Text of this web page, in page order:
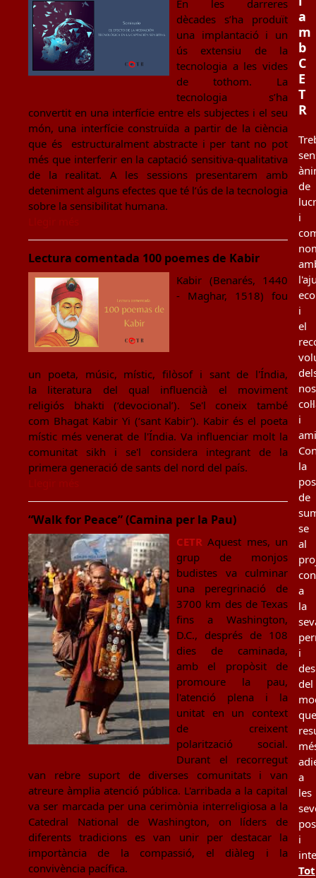
En les darreres
dècades s’ha produït
una implantació i un
ús extensiu de la
tecnologia a les vides
de tothom. La
tecnologia s’ha
convertit en una interfície entre els subjectes i el seu
món, una interfície construïda a partir de la ciència
que és estructuralment abstracte i per tant no pot
més que interferir en la captació sensitiva-qualitativa
de la realitat. A les sessions presentarem amb
deteniment alguns efectes que té l’ús de la tecnologia
sobre la sensibilitat humana.
Lectura comentada 100 poemes de Kabir
Kabir (Benarés, 1440
- Maghar, 1518) fou
un poeta, músic, místic, filòsof i sant de l'Índia,
la literatura del qual influencià el moviment
religiós bhakti (‘devocional’). Se'l coneix també
com Bhagat Kabir Yi (‘sant Kabir’). Kabir és el poeta
místic més venerat de l'Índia. Va influenciar molt la
comunitat sikh i se'l considera integrant de la
primera generació de sants del nord del país.
“Walk for Peace” (Camina per la Pau)
CETR Aquest mes, un
grup de monjos
budistes va culminar
una peregrinació de
3700 km des de Texas
fins a Washington,
D.C., després de 108
dies de caminada,
amb el propòsit de
promoure la pau,
l'atenció plena i la
unitat en un context
de creixent
polarització social.
Durant el recorregut
van rebre suport de diverses comunitats i van
atreure àmplia atenció pública. L'arribada a la capital
va ser marcada per una cerimònia interreligiosa a la
Catedral National de Washington, on líders de
diferents tradicions es van unir per destacar la
importància de la compassió, el diàleg i la
convivència pacífica.
a
m
b
C
E
T
R
de
i
i
el
i
la
de
se
al
a
la
i
del
que
a
les
i
Tot